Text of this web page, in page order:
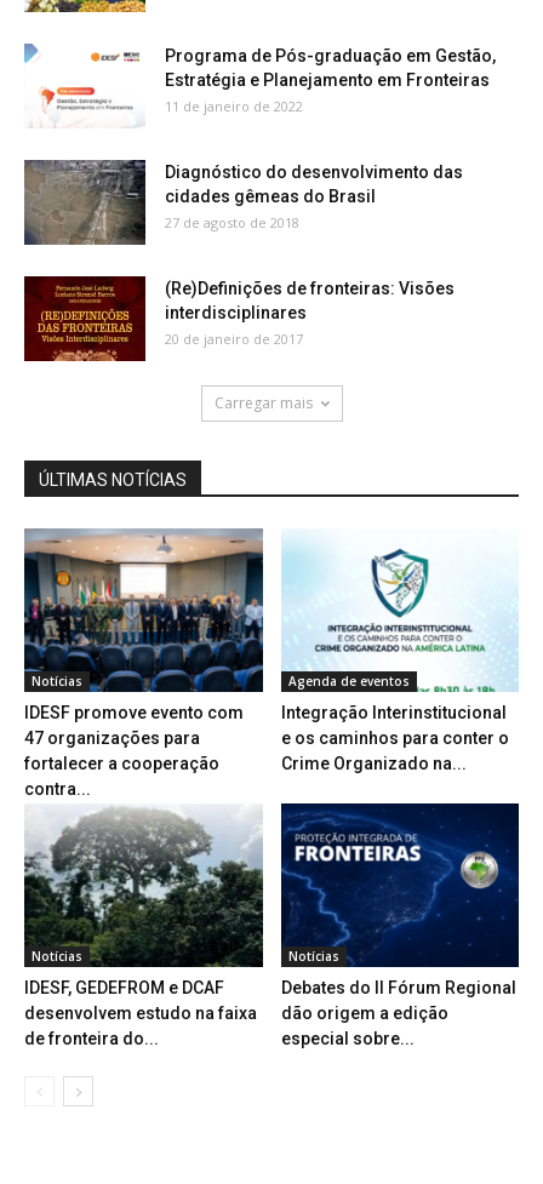
Programa de Pós-graduação em Gestão,
Estratégia e Planejamento em Fronteiras
11 de janeiro de 2022
Diagnóstico do desenvolvimento das
cidades gêmeas do Brasil
27 de agosto de 2018
(Re)Definições de fronteiras: Visões
interdisciplinares
20 de janeiro de 2017
Carregar mais
ÚLTIMAS NOTÍCIAS
Notícias
IDESF promove evento com
47 organizações para
fortalecer a cooperação
contra...
Agenda de eventos
Integração Interinstitucional
e os caminhos para conter o
Crime Organizado na...
Notícias
IDESF, GEDEFROM e DCAF
desenvolvem estudo na faixa
de fronteira do...
Notícias
Debates do II Fórum Regional
dão origem a edição
especial sobre...